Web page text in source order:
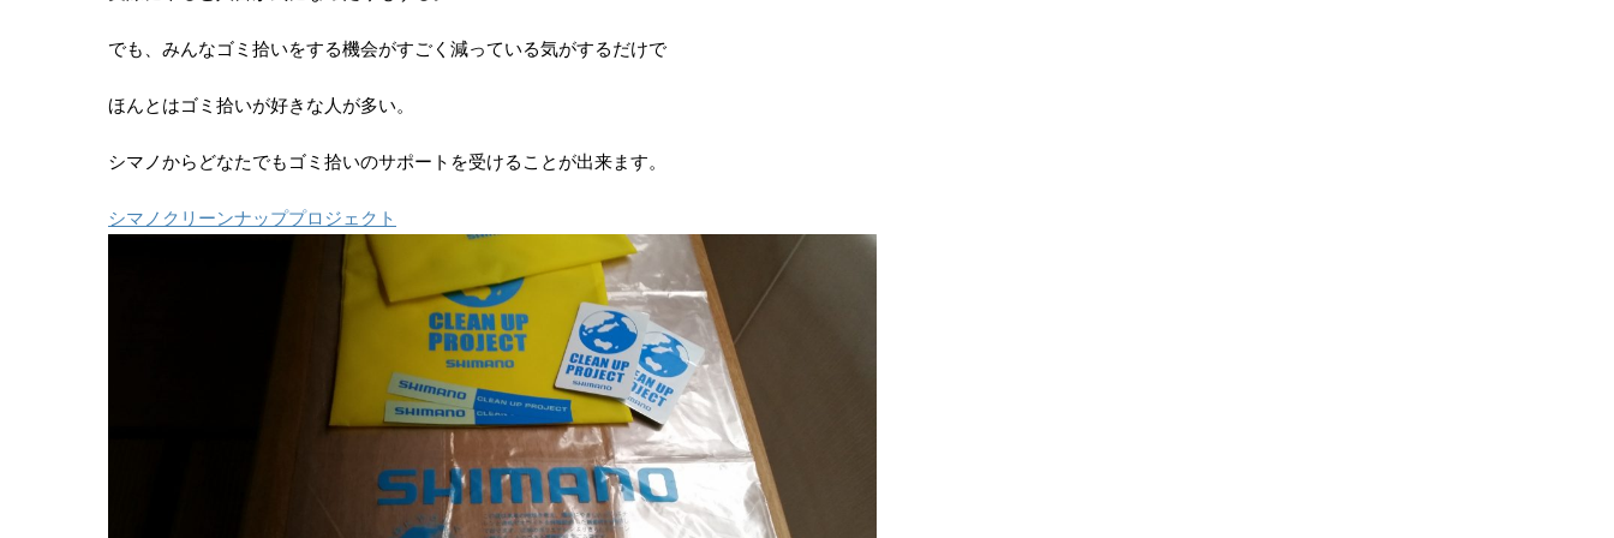
でも、みんなゴミ拾いをする機会がすごく減っている気がするだけで
ほんとはゴミ拾いが好きな人が多い。
シマノからどなたでもゴミ拾いのサポートを受けることが出来ます。
シマノクリーンナッププロジェクト